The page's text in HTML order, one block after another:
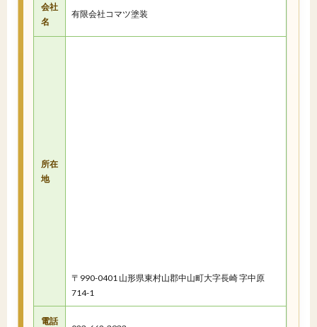
会社
名
有限会社コマツ塗装
所在
地
〒990-0401 山形県東村山郡中山町大字長崎 字中原
714-1
電話